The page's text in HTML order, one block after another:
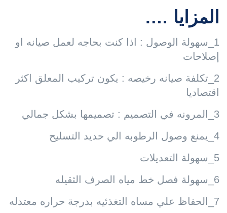
المزايا ….
1_سهولة الوصول : اذا كنت بحاجه لعمل صيانه او
إصلاحات
2_تكلفة صيانه رخيصه : يكون تركيب المعلق اكثر
اقتصاديا
3_المرونه في التصميم : تصميمها بشكل جمالي
4_يمنع وصول الرطوبه الي حديد التسليح
5_سهولة التعديلات
6_سهولة فصل خط مياه الصرف الثقيله
7_الحفاظ علي مساه التغذئيه بدرجة حراره معتدله